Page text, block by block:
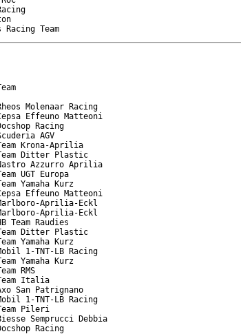
Team
Molenaar Racing
Effeuno Matteoni
Racing
AGV
Krona-Aprilia
Ditter Plastic
Azzurro Aprilia
UGT Europa
Yamaha Kurz
Effeuno Matteoni
Aprilia-Eckl
Aprilia-Eckl
Raudies
Ditter Plastic
Yamaha Kurz
1-TNT-LB Racing
Yamaha Kurz
RMS
Italia
San Patrignano
1-TNT-LB Racing
Pileri
Semprucci Debbia
Racing